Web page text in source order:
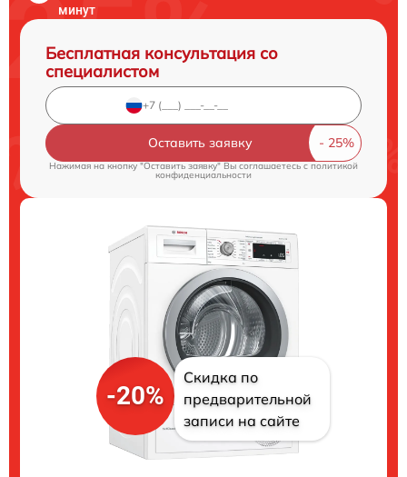
минут
Бесплатная консультация со
специалистом
Оставить заявку
Нажимая на кнопку "Оставить заявку" Вы соглашаетесь cполитикой
конфиденциальности
-20%
Скидка по
предварительной
записи на сайте